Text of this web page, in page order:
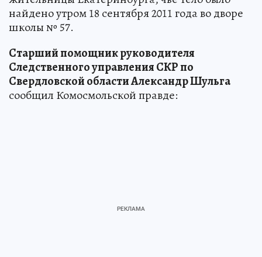
найдено утром 18 сентября 2011 года во дворе
школы № 57.
Старший помощник руководителя
Следственного управления СКР по
Свердловской области Александр Шульга
сообщил Комосмольской правде: